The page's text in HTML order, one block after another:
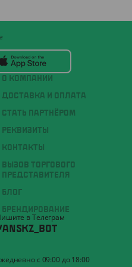
О КОМПАНИИ
ДОСТАВКА И ОПЛАТА
СТАТЬ ПАРТНЁРОМ
РЕКВИЗИТЫ
КОНТАКТЫ
ВЫЗОВ ТОРГОВОГО
ПРЕДСТАВИТЕЛЯ
БЛОГ
БРЕНДИРОВАНИЕ
в Телеграм
с 09:00 до 18:00